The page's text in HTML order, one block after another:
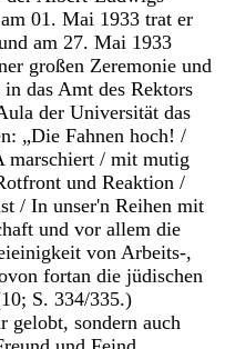
01. Mai 1933 trat er
am 27. Mai 1933
großen Zeremonie und
das Amt des Rektors
der Universität das
„Die Fahnen hoch! /
marschiert / mit mutig
und Reaktion /
/ In unser'n Reihen mit
und vor allem die
von Arbeits-,
fortan die jüdischen
S. 334/335.)
gelobt, sondern auch